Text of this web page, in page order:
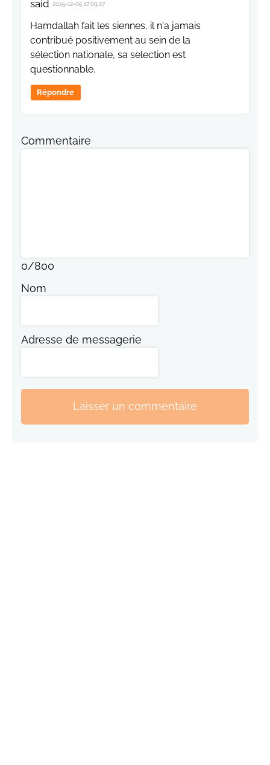
said 2025-12-05 17:09:27
Hamdallah fait les siennes, il n'a jamais
contribué positivement au sein de la
sélection nationale, sa selection est
questionnable.
Répondre
Commentaire
0/800
Nom
Adresse de messagerie
Laisser un commentaire